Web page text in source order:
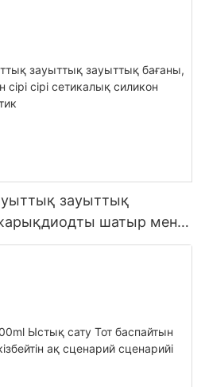
зауыттық
шатыр мен
силикон герметикасы үшін